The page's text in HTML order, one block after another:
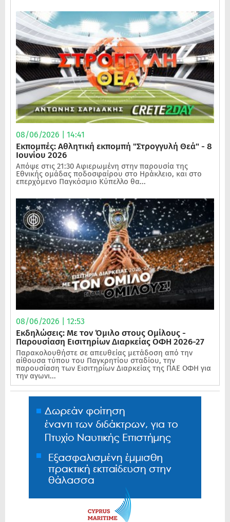
08/06/2026 | 14:41
Εκπομπές: Αθλητική εκπομπή "Στρογγυλή Θεά" - 8
Ιουνίου 2026
Απόψε στις 21:30 Αφιερωμένη στην παρουσία της
Εθνικής ομάδας ποδοσφαίρου στο Ηράκλειο, και στο
επερχόμενο Παγκόσμιο Κύπελλο θα...
08/06/2026 | 12:53
Εκδηλώσεις: Με τον Όμιλο στους Ομίλους -
Παρουσίαση Εισιτηρίων Διαρκείας ΟΦΗ 2026-27
Παρακολουθήστε σε απευθείας μετάδοση από την
αίθουσα τύπου του Παγκρητίου σταδίου, την
παρουσίαση των Εισιτηρίων Διαρκείας της ΠΑΕ ΟΦΗ για
την αγωνι...